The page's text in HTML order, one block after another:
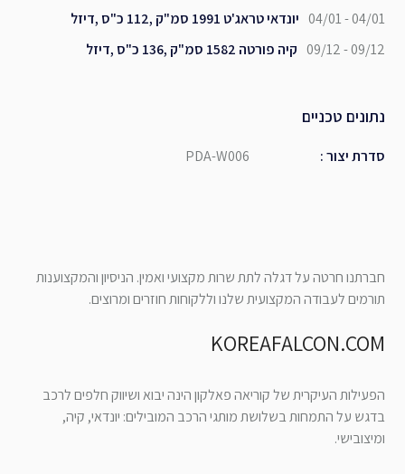
יונדאי טראג'ט 1991 סמ"ק ,112 כ"ס ,דיזל 04/01 - 04/01
קיה פורטה 1582 סמ"ק ,136 כ"ס ,דיזל 09/12 - 09/12
נתונים טכניים
PDA-W006 :סדרת יצור
חברתנו חרטה על דגלה לתת שרות מקצועי ואמין. הניסיון והמקצוענות
תורמים לעבודה המקצועית שלנו וללקוחות חוזרים ומרוצים.
KOREAFALCON.COM
הפעילות העיקרית של קוריאה פאלקון הינה יבוא ושיווק חלפים לרכב
בדגש על התמחות בשלושת מותגי הרכב המובילים: יונדאי, קיה,
ומיצובישי.